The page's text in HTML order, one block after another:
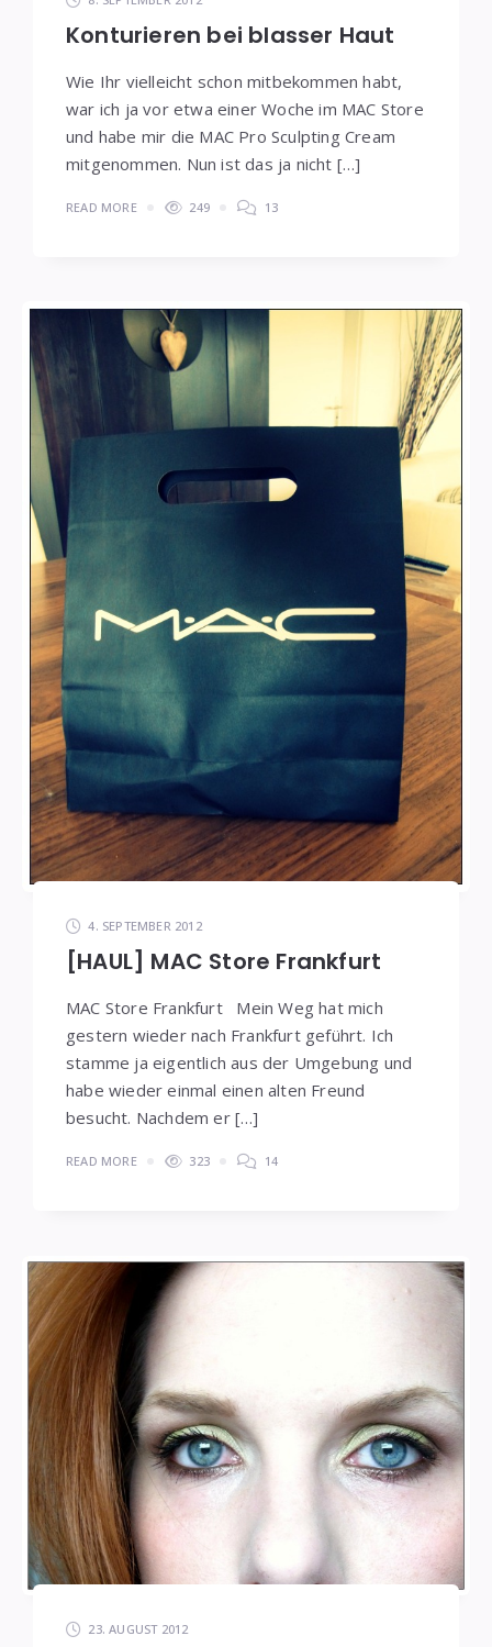
Konturieren bei blasser Haut
Wie Ihr vielleicht schon mitbekommen habt,
war ich ja vor etwa einer Woche im MAC Store
und habe mir die MAC Pro Sculpting Cream
mitgenommen. Nun ist das ja nicht […]
READ MORE 249 13
4. SEPTEMBER 2012
[HAUL] MAC Store Frankfurt
MAC Store Frankfurt Mein Weg hat mich
gestern wieder nach Frankfurt geführt. Ich
stamme ja eigentlich aus der Umgebung und
habe wieder einmal einen alten Freund
besucht. Nachdem er […]
READ MORE 323 14
23. AUGUST 2012